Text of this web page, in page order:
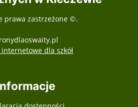
prawa zastrzeżone ©.
dla szkółotwiera się w